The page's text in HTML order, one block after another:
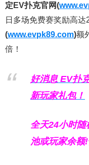
定EV扑克官网(
日多场免费赛奖励高
(www.evpk89.com)额
倍！
好消息 EV扑
新玩家礼包！
全天24小时
池或玩家余额